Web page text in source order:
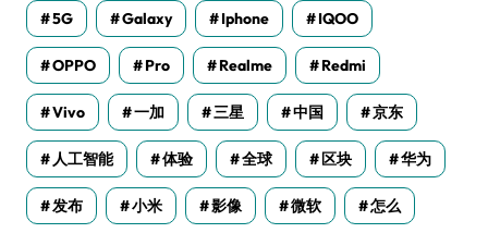
5G Galaxy Iphone IQOO
OPPO Pro Realme Redmi
Vivo 一加 三星 中国 京东
人工智能 体验 全球 区块 华为
发布 小米 影像 微软 怎么